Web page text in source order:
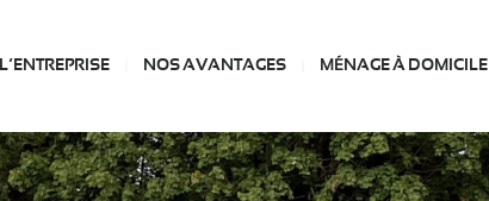
L’ENTREPRISE NOS AVANTAGES MÉNAGE À DOMICILE